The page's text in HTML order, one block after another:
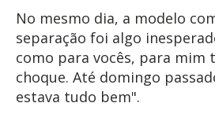
No mesmo dia, a modelo
separação foi algo
como para vocês, para mim
choque. Até domingo
estava tudo bem".